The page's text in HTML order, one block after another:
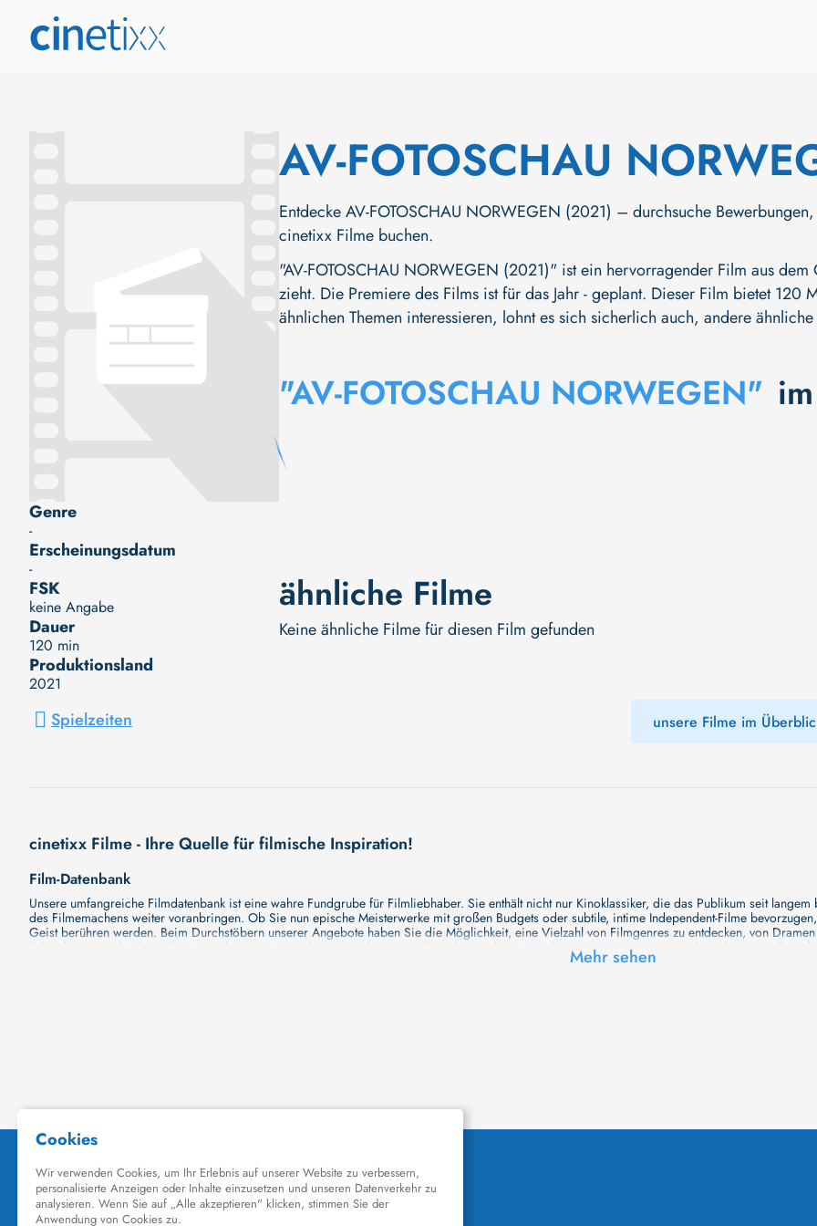
Genre
-
Erscheinungsdatum
-
FSK
keine Angabe
Dauer
120 min
Produktionsland
2021
Spielzeiten
AV-FOTOSCHAU
Entdecke AV-FOTOSCHAU NORWEGEN (2021) – durchsuche
cinetixx Filme buchen.
"AV-FOTOSCHAU NORWEGEN (2021)" ist ein hervorragender Film aus
zieht. Die Premiere des Films ist für das Jahr - geplant. Dieser Film bietet
ähnlichen Themen interessieren, lohnt es sich sicherlich auch, andere
"AV-FOTOSCHAU NORWEGEN"
ähnliche Filme
Keine ähnliche Filme für diesen Film gefunden
unsere Filme im
cinetixx Filme - Ihre Quelle für filmische Inspiration!
Film-Datenbank
Unsere umfangreiche Filmdatenbank ist eine wahre Fundgrube für Filmliebhaber. Sie enthält nicht nur Kinoklassiker, die das Publikum seit
des Filmemachens weiter voranbringen. Ob Sie nun epische Meisterwerke mit großen Budgets oder subtile, intime Independent-Filme
Geist berühren werden. Beim Durchstöbern unserer Angebote haben Sie die Möglichkeit, eine Vielzahl von Filmgenres zu entdecken, von
Erkundung verschiedener Regiestile kommt nicht zu kurz, von klassischen Erzählungen bis hin zu Experimenten mit Form und Inhalt. Wir wollen,
Hollywood-Hits findet. Natürlich gibt es auch diese, aber darüber hinaus bemühen wir uns, Meisterwerke des unabhängigen Kinos zu zeigen,
Datenbank mit Schauspielern zu erkunden und ihre außergewöhnlichen Werke zu entdecken!
Kino-Datenbank
Planen Sie bald einen Kinobesuch? Ob Sie nun Lust auf eine große Premiere in einem hochmodernen Kinosaal haben oder die Atmosphäre
Kinodatenbank finden Sie alle Informationen, die Sie brauchen. Wir von cinetixx Filme laden Sie ein, sich über das Programm der
Filme zu sehen und Ihre Tickets online zu buchen. Dank unserer Plattform können Sie ganz einfach herausfinden, welches Kino in Ihrer Nähe die
Mehr sehen